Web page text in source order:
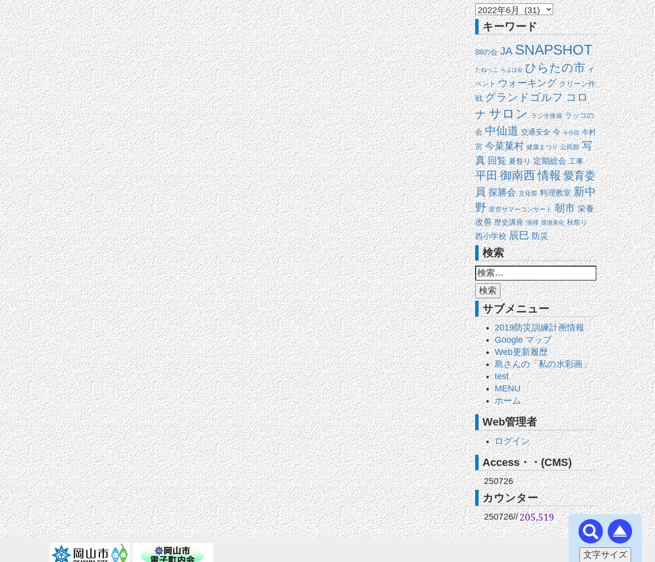
キーワード
88の会 JA SNAPSHOT
たねっこ ちよは会 ひらたの市 イ
ベント ウォーキング クリーン作
戦 グランドゴルフ コロ
ナ サロン ラジオ体操 ラッコの
会 中仙道 交通安全 今 今分団 今村
宮 今菜菓村 健康まつり 公民館 写
真 回覧 夏祭り 定期総会 工事
平田御南西情報 愛育委
員 探勝会 文化祭 料理教室 新中
野 星空サマーコンサート 朝市 栄養
改善 歴史講座 清掃 環境美化 秋祭り
西小学校 辰巳 防災
検索
サブメニュー
2019防災訓練計画情報
Google マップ
Web更新履歴
島さんの「私の水彩画」
test
MENU
ホーム
Web管理者
ログイン
Access・・(CMS)
250726
カウンター
250726//
文字サイズ